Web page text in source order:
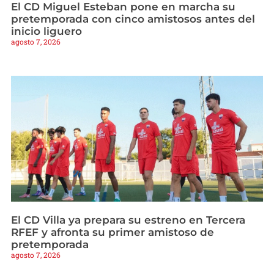
El CD Miguel Esteban pone en marcha su
pretemporada con cinco amistosos antes del
inicio liguero
agosto 7, 2026
El CD Villa ya prepara su estreno en Tercera
RFEF y afronta su primer amistoso de
pretemporada
agosto 7, 2026